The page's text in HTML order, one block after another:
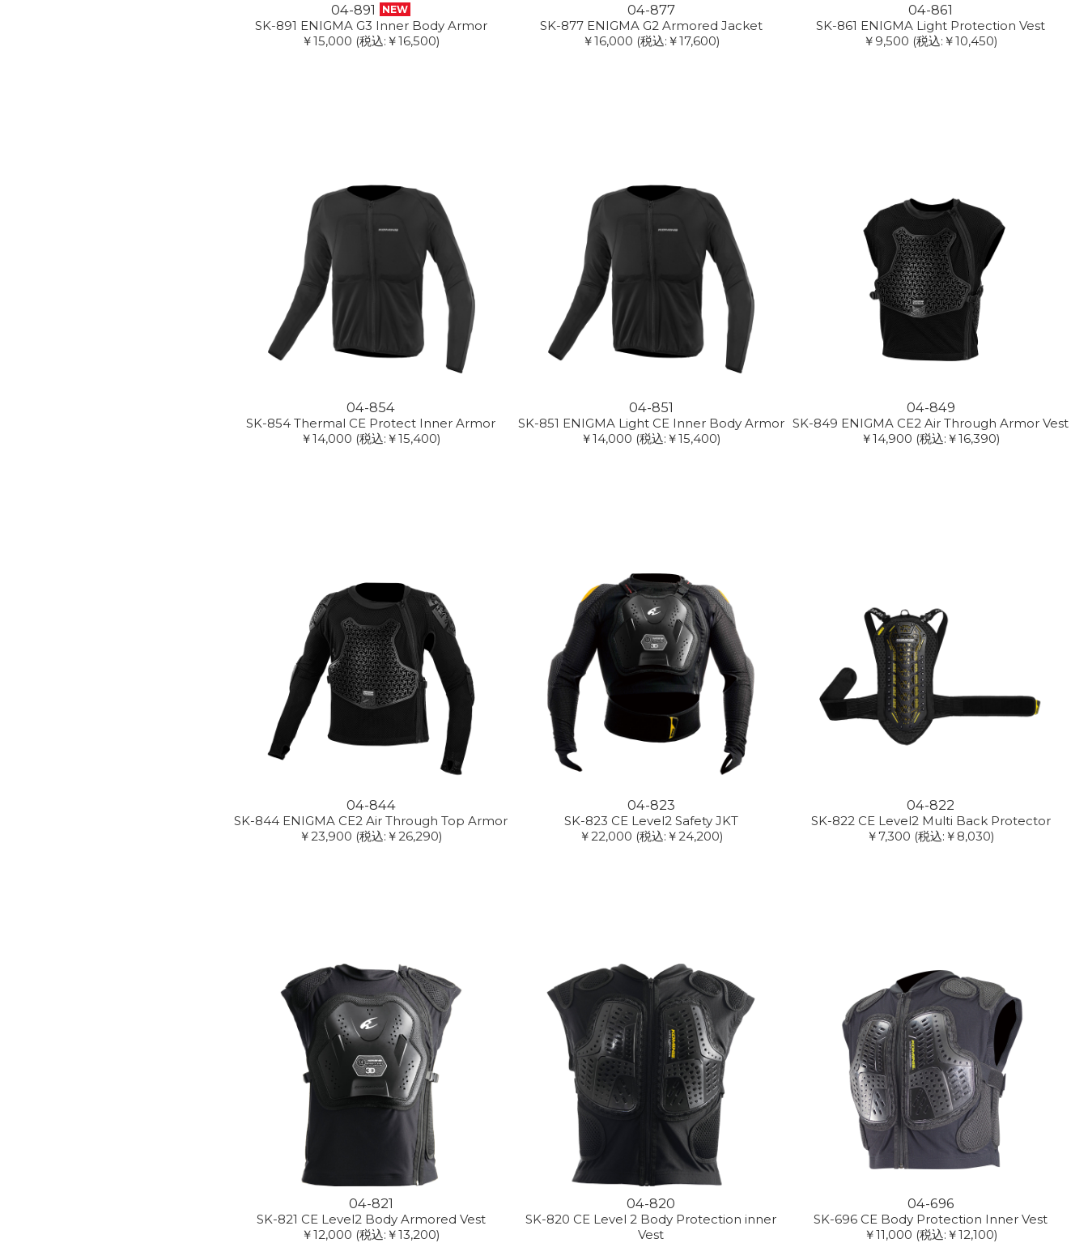
04-891 NEW
SK-891 ENIGMA G3 Inner Body Armor
￥15,000 (税込:￥16,500)
04-877
SK-877 ENIGMA G2 Armored Jacket
￥16,000 (税込:￥17,600)
04-861
SK-861 ENIGMA Light Protection Vest
￥9,500 (税込:￥10,450)
04-854
SK-854 Thermal CE Protect Inner Armor
￥14,000 (税込:￥15,400)
04-851
SK-851 ENIGMA Light CE Inner Body Armor
￥14,000 (税込:￥15,400)
04-849
SK-849 ENIGMA CE2 Air Through Armor Vest
￥14,900 (税込:￥16,390)
04-844
SK-844 ENIGMA CE2 Air Through Top Armor
￥23,900 (税込:￥26,290)
04-823
SK-823 CE Level2 Safety JKT
￥22,000 (税込:￥24,200)
04-822
SK-822 CE Level2 Multi Back Protector
￥7,300 (税込:￥8,030)
04-821
SK-821 CE Level2 Body Armored Vest
￥12,000 (税込:￥13,200)
04-820
SK-820 CE Level 2 Body Protection inner
Vest
04-696
SK-696 CE Body Protection Inner Vest
￥11,000 (税込:￥12,100)